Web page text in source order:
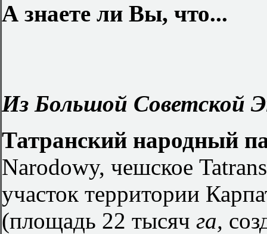
А знаете ли Вы, что...
Из Большой Советской
Татранский народный
Narodowy, чешское
участок территории
(площадь 22 тысяч га,